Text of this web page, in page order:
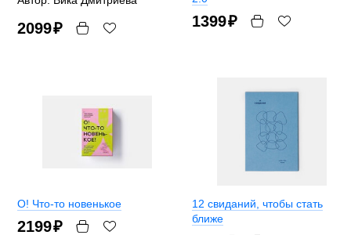
2099₽ 1399₽
О! Что-то новенькое
2199₽
12 свиданий, чтобы стать
ближе